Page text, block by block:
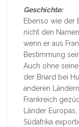
Geschichte:
Ebenso wie der
nicht den
wenn er aus
Bestimmung
Auch ohne
der Briard bei
anderen
Frankreich
Länder
Südafrika